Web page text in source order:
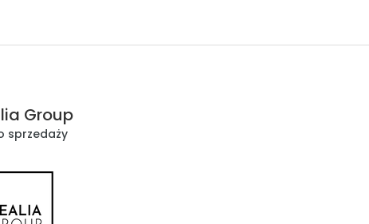
2 13,49 m²
1
2
Group
sprzedaży